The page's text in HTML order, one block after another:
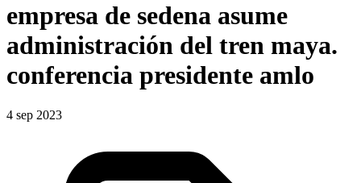
empresa de sedena asume
administración del tren maya.
conferencia presidente amlo
4 sep 2023